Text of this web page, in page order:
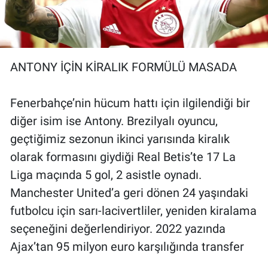
ANTONY İÇİN KİRALIK FORMÜLÜ MASADA
Fenerbahçe’nin hücum hattı için ilgilendiği bir
diğer isim ise Antony. Brezilyalı oyuncu,
geçtiğimiz sezonun ikinci yarısında kiralık
olarak formasını giydiği Real Betis’te 17 La
Liga maçında 5 gol, 2 asistle oynadı.
Manchester United’a geri dönen 24 yaşındaki
futbolcu için sarı-lacivertliler, yeniden kiralama
seçeneğini değerlendiriyor. 2022 yazında
Ajax’tan 95 milyon euro karşılığında transfer